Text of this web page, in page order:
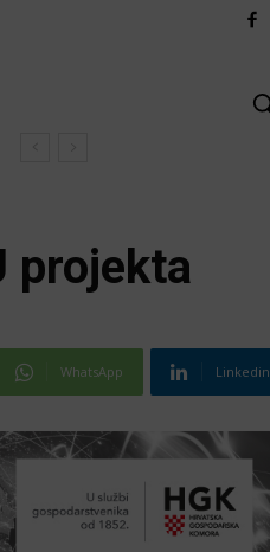
projekta
WhatsApp Linkedin